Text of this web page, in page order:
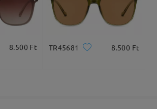
Szárhossz
8.500 Ft TR45681 8.500 Ft